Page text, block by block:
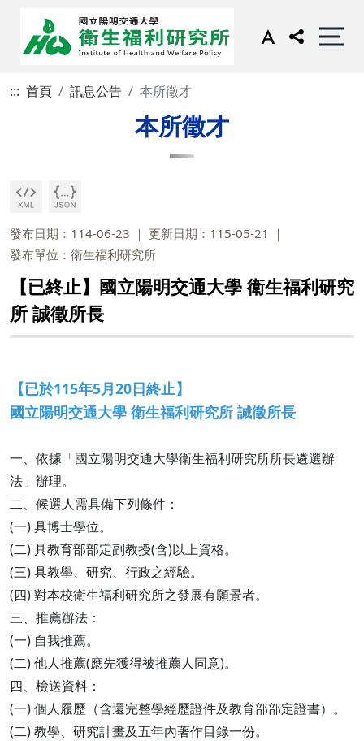
::: 首頁 訊息公告 本所徵才
本所徵才
發布日期：114-06-23
更新日期：115-05-21
發布單位：衛生福利研究所
【已終止】國立陽明交通大學 衛生福利研究
所 誠徵所長
【已於115年5月20日終止】
國立陽明交通大學 衛生福利研究所 誠徵所長
一、依據「國立陽明交通大學衛生福利研究所所長遴選辦
法」辦理。
二、候選人需具備下列條件：
(一) 具博士學位。
(二) 具教育部部定副教授(含)以上資格。
(三) 具教學、研究、行政之經驗。
(四) 對本校衛生福利研究所之發展有願景者。
三、推薦辦法：
(一) 自我推薦。
(二) 他人推薦(應先獲得被推薦人同意)。
四、檢送資料：
(一) 個人履歷（含還完整學經歷證件及教育部部定證書）。
(二) 教學、研究計畫及五年內著作目錄一份。